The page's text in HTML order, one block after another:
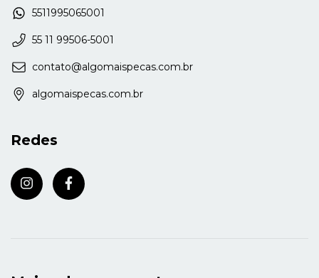
5511995065001
55 11 99506-5001
contato@algomaispecas.com.br
algomaispecas.com.br
Redes